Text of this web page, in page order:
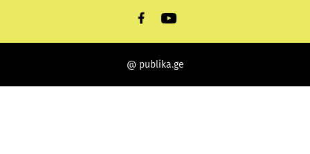
@ publika.ge